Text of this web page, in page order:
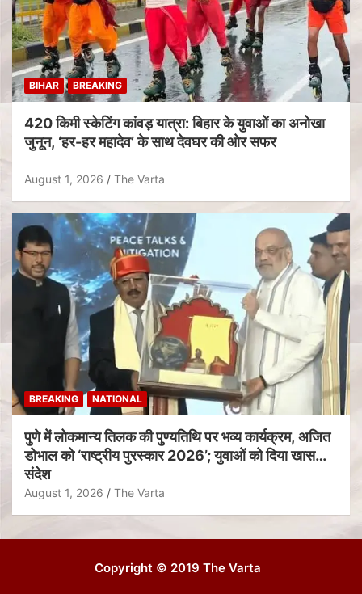
BIHAR BREAKING
420 किमी स्केटिंग कांवड़ यात्रा: बिहार के युवाओं का अनोखा
जुनून, ‘हर-हर महादेव’ के साथ देवघर की ओर सफर
August 1, 2026 The Varta
BREAKING NATIONAL
पुणे में लोकमान्य तिलक की पुण्यतिथि पर भव्य कार्यक्रम, अजित
डोभाल को ‘राष्ट्रीय पुरस्कार 2026’; युवाओं को दिया खास
संदेश
August 1, 2026 The Varta
Copyright © 2019 The Varta